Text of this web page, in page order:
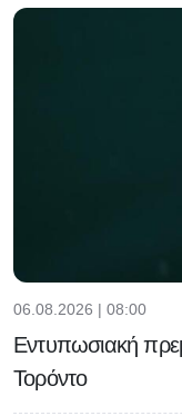
06.08.2026 | 08:00
Εντυπωσιακή
Τορόντο